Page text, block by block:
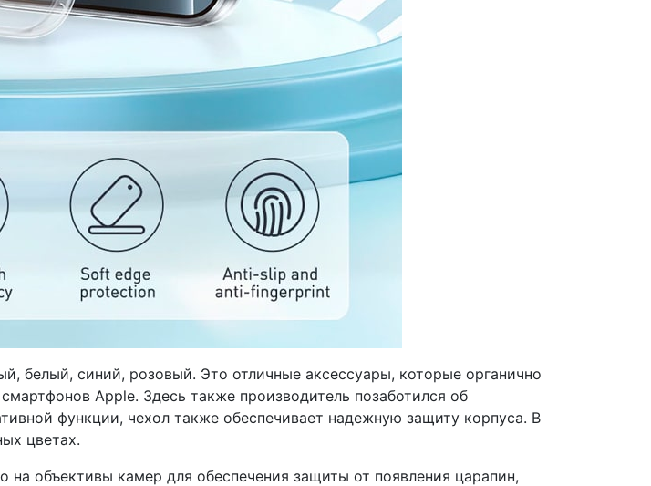
белый, синий, розовый. Это отличные аксессуары, которые органично
Apple. Здесь также производитель позаботился об
функции, чехол также обеспечивает надежную защиту корпуса. В
цветах.
на объективы камер для обеспечения защиты от появления царапин,